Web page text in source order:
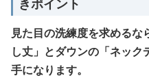
きポイント
見た目の洗練度を求める
し丈」とダウンの「ネッ
手になります。